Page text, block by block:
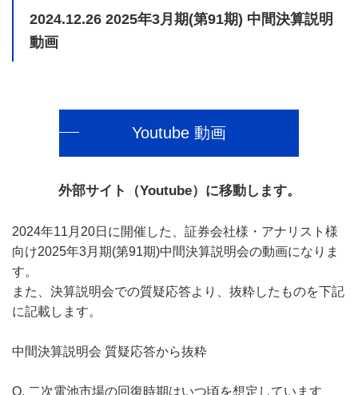
2024.12.26 2025年3月期(第91期) 中間決算説明
動画
Youtube 動画
外部サイト（Youtube）に移動します。
2024年11月20日に開催した、証券会社様・アナリスト様
向け2025年3月期(第91期)中間決算説明会の動画になりま
す。
また、決算説明会での質疑応答より、抜粋したものを下記
に記載します。
中間決算説明会 質疑応答から抜粋
Q. 二次電池市場の回復時期はいつ頃を想定しています